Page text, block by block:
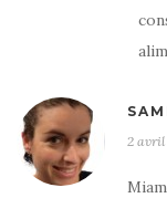
2 avril